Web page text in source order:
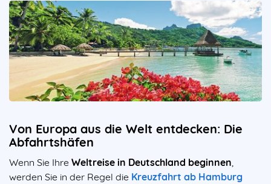
Von Europa aus die Welt entdecken: Die
Abfahrtshäfen
Wenn Sie Ihre Weltreise in Deutschland beginnen,
werden Sie in der Regel die Kreuzfahrt ab Hamburg